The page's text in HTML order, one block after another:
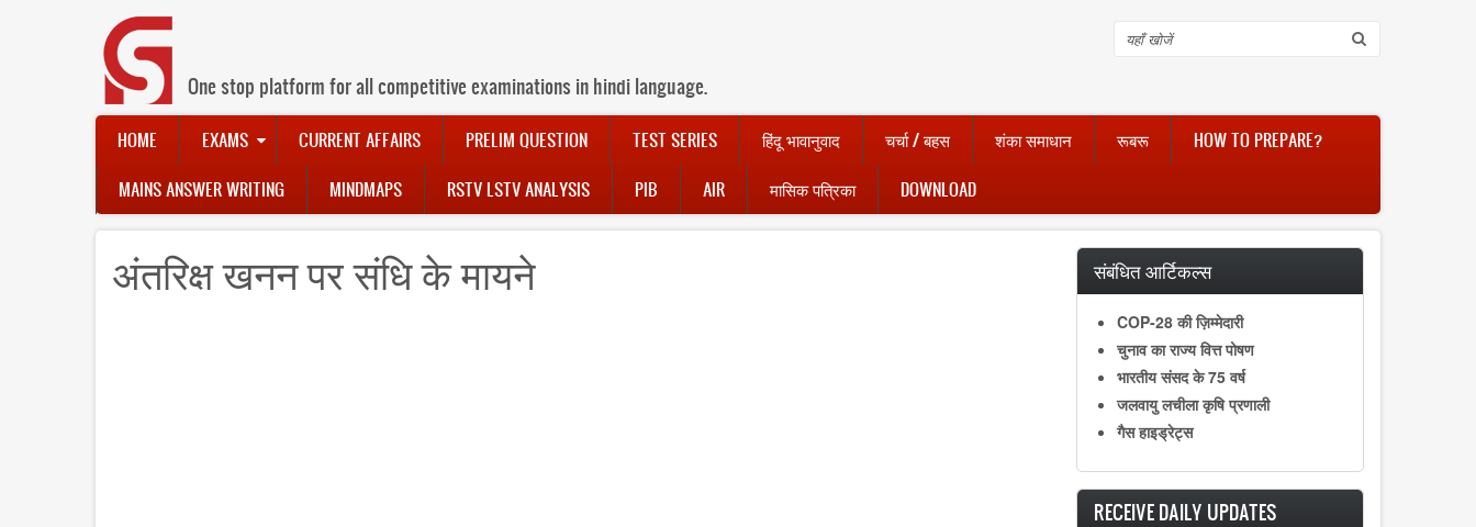
One stop platform for all competitive examinations in hindi language.
Search
Main
navigation
HOME EXAMS CURRENT AFFAIRS PRELIM QUESTION TEST SERIES हिंदू भावानुवाद चर्चा / बहस शंका समाधान रूबरू HOW TO PREPARE?
MAINS ANSWER WRITING MINDMAPS RSTV LSTV ANALYSIS PIB AIR मासिक पत्रिका DOWNLOAD
अंतरिक्ष खनन पर संधि के मायने संबंधित आर्टिकल्स
COP-28 की ज़िम्मेदारी
चुनाव का राज्य वित्त पोषण
भारतीय संसद के 75 वर्ष
जलवायु लचीला कृषि प्रणाली
गैस हाइड्रेट्स
RECEIVE DAILY UPDATES